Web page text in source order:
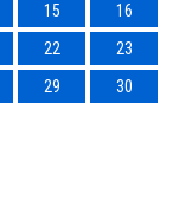
15
16
22
23
29 30